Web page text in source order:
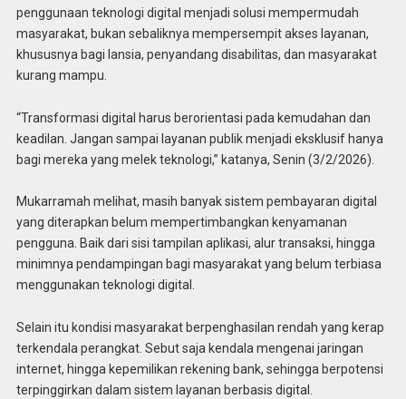
penggunaan teknologi digital menjadi solusi mempermudah
masyarakat, bukan sebaliknya mempersempit akses layanan,
khususnya bagi lansia, penyandang disabilitas, dan masyarakat
kurang mampu.
“Transformasi digital harus berorientasi pada kemudahan dan
keadilan. Jangan sampai layanan publik menjadi eksklusif hanya
bagi mereka yang melek teknologi,” katanya, Senin (3/2/2026).
Mukarramah melihat, masih banyak sistem pembayaran digital
yang diterapkan belum mempertimbangkan kenyamanan
pengguna. Baik dari sisi tampilan aplikasi, alur transaksi, hingga
minimnya pendampingan bagi masyarakat yang belum terbiasa
menggunakan teknologi digital.
Selain itu kondisi masyarakat berpenghasilan rendah yang kerap
terkendala perangkat. Sebut saja kendala mengenai jaringan
internet, hingga kepemilikan rekening bank, sehingga berpotensi
terpinggirkan dalam sistem layanan berbasis digital.